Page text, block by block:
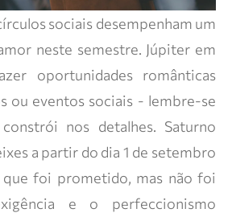
sociais desempenham um
neste semestre. Júpiter em
oportunidades românticas
ou eventos sociais - lembre-se
nos detalhes. Saturno
a partir do dia 1 de setembro
foi prometido, mas não foi
e o perfeccionismo